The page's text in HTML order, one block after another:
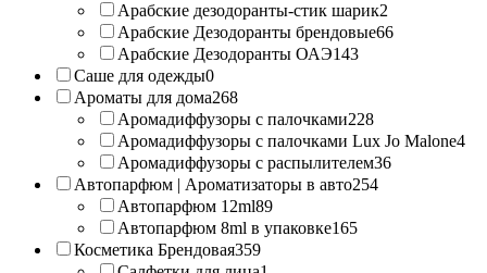
Арабские дезодоранты-стик шарик2
Арабские Дезодоранты брендовые66
Арабские Дезодоранты ОАЭ143
Саше для одежды0
Ароматы для дома268
Аромадиффузоры с палочками228
Аромадиффузоры с палочками Lux Jo Malone4
Аромадиффузоры с распылителем36
Автопарфюм | Ароматизаторы в авто254
Автопарфюм 12ml89
Автопарфюм 8ml в упаковке165
Косметика Брендовая359